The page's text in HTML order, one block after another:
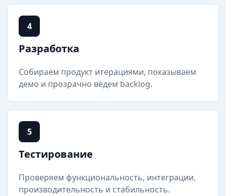
4
Разработка
Собираем продукт итерациями, показываем
демо и прозрачно ведем backlog.
5
Тестирование
Проверяем функциональность, интеграции,
производительность и стабильность.